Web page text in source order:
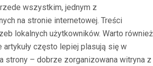
wszystkim, jednym z
na stronie internetowej. Treści
lokalnych użytkowników. Warto również
artykuły często lepiej plasują się w
strony – dobrze zorganizowana witryna z